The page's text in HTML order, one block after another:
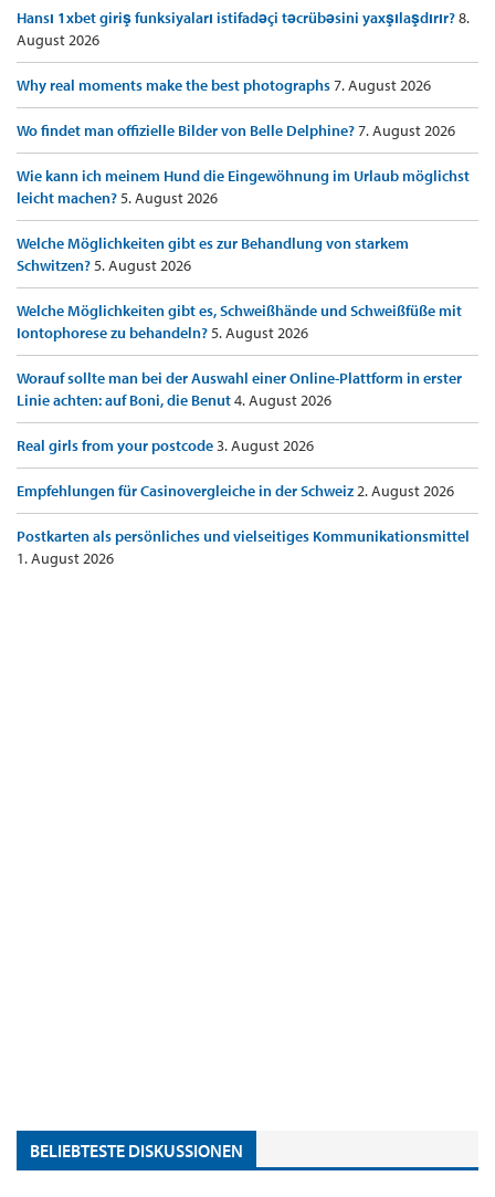
Hansı 1xbet giriş funksiyaları istifadəçi təcrübəsini yaxşılaşdırır?8.
August 2026
Why real moments make the best photographs7. August 2026
Wo findet man offizielle Bilder von Belle Delphine?7. August 2026
Wie kann ich meinem Hund die Eingewöhnung im Urlaub möglichst
leicht machen?5. August 2026
Welche Möglichkeiten gibt es zur Behandlung von starkem
Schwitzen?5. August 2026
Welche Möglichkeiten gibt es, Schweißhände und Schweißfüße mit
Iontophorese zu behandeln?5. August 2026
Worauf sollte man bei der Auswahl einer Online-Plattform in erster
Linie achten: auf Boni, die Benut4. August 2026
Real girls from your postcode3. August 2026
Empfehlungen für Casinovergleiche in der Schweiz2. August 2026
Postkarten als persönliches und vielseitiges Kommunikationsmittel
1. August 2026
BELIEBTESTE DISKUSSIONEN